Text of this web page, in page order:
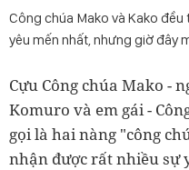
Công chúa Mako và Kako
yêu mến nhất, nhưng giờ đây
Cựu Công chúa Mako -
Komuro và em gái -
gọi là hai nàng "công
nhận được rất nhiều sự